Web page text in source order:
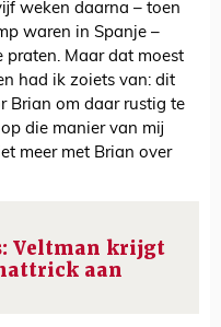
weken daarna – toen
waren in Spanje –
Maar dat moest
had ik zoiets van: dit
Brian om daar rustig te
die manier van mij
meer met Brian over
Veltman krijgt
aan